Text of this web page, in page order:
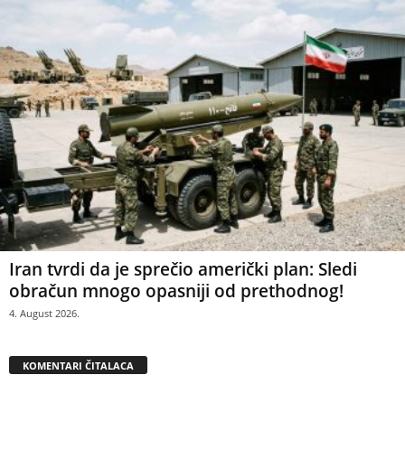
Iran tvrdi da je sprečio američki plan: Sledi
obračun mnogo opasniji od prethodnog!
4. August 2026.
KOMENTARI ČITALACA